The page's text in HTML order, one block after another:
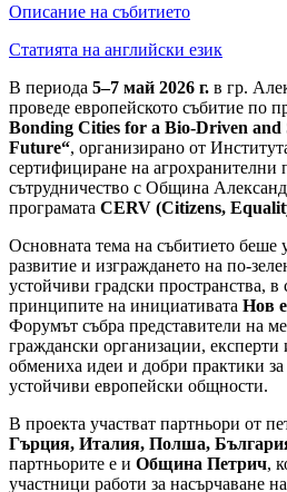
Описание на събитието
Статията на английски език
В периода 5–7 май 2026 г. в гр.
проведе европейското събитие по
Bonding Cities for a Bio-Driven and
Future“, организирано от
сертифициране на агрохранителни
сътрудничество с Община
програмата CERV (Citizens,
Основната тема на събитието беше
развитие и изграждането на по-
устойчиви градски пространства, в
принципите на инициативата Нов
Форумът събра представители на
граждански организации,
обмениха идеи и добри практики
устойчиви европейски общности.
В проекта участват партньори от
Гърция, Италия, Полша,
партньорите е и Община Петрич,
участници работи за насърчаване